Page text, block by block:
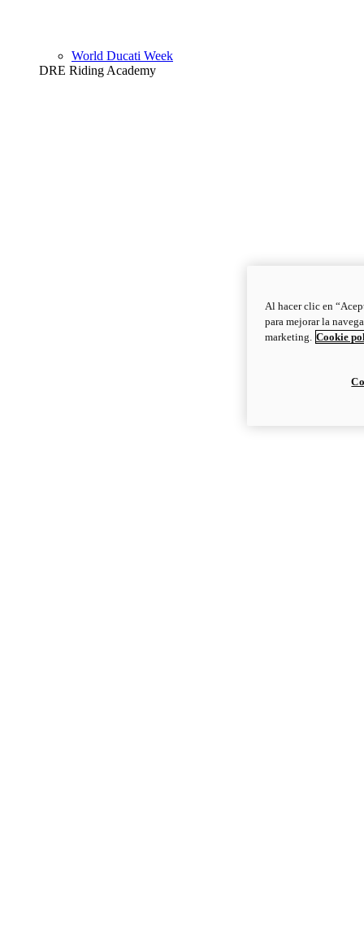
World Ducati Week
DRE Riding Academy
Al hacer clic en
para mejorar la
marketing. Cookie